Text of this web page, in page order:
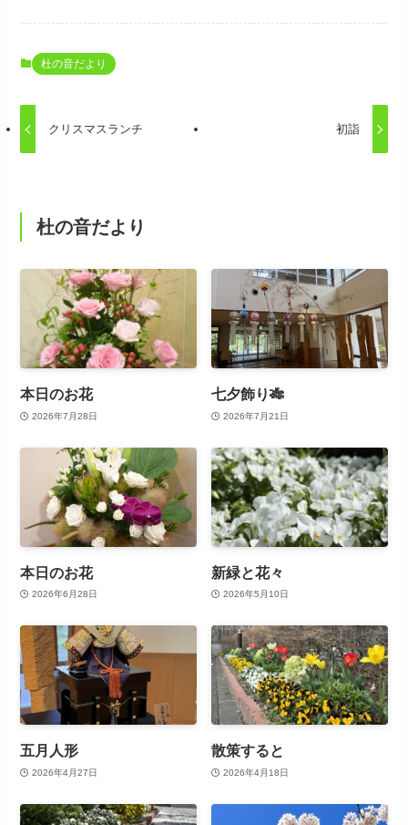
杜の音だより
クリスマスランチ 初詣
杜の音だより
本日のお花
2026年7月28日
七夕飾り🎋
2026年7月21日
本日のお花
2026年6月28日
新緑と花々
2026年5月10日
五月人形
2026年4月27日
散策すると
2026年4月18日